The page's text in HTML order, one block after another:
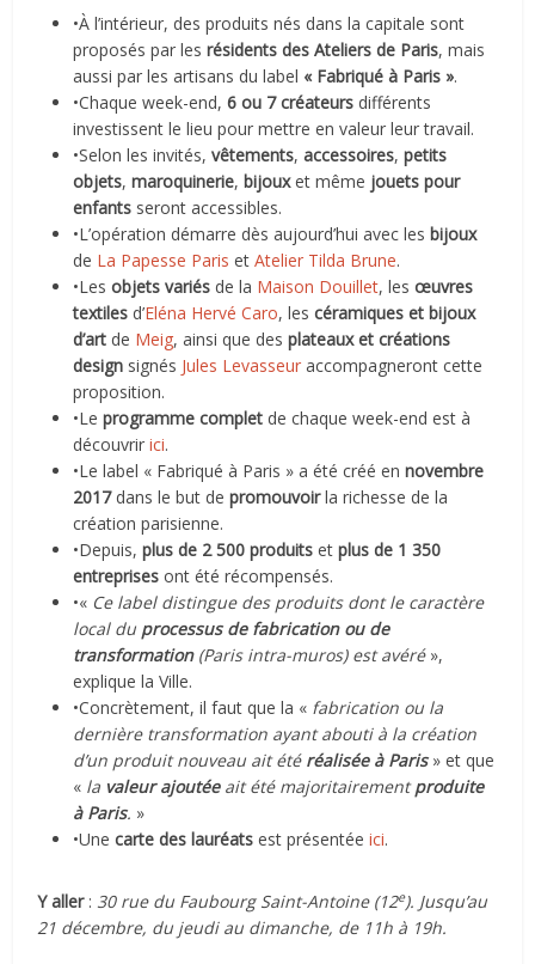
•À l’intérieur, des produits nés dans la capitale sont
proposés par les résidents des Ateliers de Paris, mais
aussi par les artisans du label « Fabriqué à Paris ».
•Chaque week-end, 6 ou 7 créateurs différents
investissent le lieu pour mettre en valeur leur travail.
•Selon les invités,vêtements,accessoires,petits
objets,maroquinerie, bijouxet même jouets pour
enfants seront accessibles.
•L’opération démarre dès aujourd’hui avec les bijoux
de La Papesse Paris etAtelier Tilda Brune.
•Les objets variés de la Maison Douillet, lesœuvres
textiles d’Eléna Hervé Caro, lescéramiques et bijoux
d’art de Meig, ainsi que desplateaux et créations
design signés Jules Levasseur accompagneront cette
proposition.
•Le programme complet de chaque week-end est à
découvririci.
•Le label « Fabriqué à Paris » a été créé ennovembre
2017 dans le but depromouvoirla richesse de la
création parisienne.
•Depuis,plus de 2 500 produits etplus de 1 350
entreprises ont été récompensés.
•« Ce label distingue des produits dont le caractère
local du processus de fabrication ou de
transformation (Paris intra-muros) est avéré»,
explique la Ville.
•Concrètement, il faut que la « fabrication ou la
dernière transformation ayant abouti à la création
d’un produit nouveau ait été réalisée à Paris » et que
« la valeur ajoutée ait été majoritairementproduite
à Paris. »
•Une carte des lauréats est présentéeici.
Y aller :30 rue du Faubourg Saint-Antoine (12e). Jusqu’au
21 décembre, du jeudi au dimanche, de 11h à 19h.